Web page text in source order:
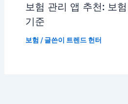
보험 관리 앱 추천: 보
기준
보험 / 글쓴이 트렌드 헌터